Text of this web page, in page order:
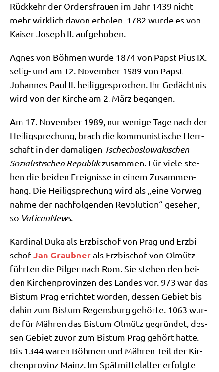
Rück­kehr der Ordens­frau­en im Jahr 1439 nicht
mehr wirk­lich davon erho­len. 1782 wur­de es von
Kai­ser Joseph II. aufgehoben.
Agnes von Böh­men wur­de 1874 von Papst Pius IX.
selig- und am 12. Novem­ber 1989 von Papst
Johan­nes Paul II. hei­lig­ge­spro­chen. Ihr Gedächt­nis
wird von der Kir­che am 2. März begangen.
Am 17. Novem­ber 1989, nur weni­ge Tage nach der
Hei­lig­spre­chung, brach die kom­mu­ni­sti­sche Herr­
schaft in der dama­li­gen Tsche­cho­slo­wa­ki­schen
Sozia­li­sti­schen Repu­blikzusam­men. Für vie­le ste­
hen die bei­den Ereig­nis­se in einem Zusam­men­
hang. Die Hei­lig­spre­chung wird als „eine Vor­weg­
nah­me der nach­fol­gen­den Revo­lu­ti­on“ gese­hen,
so Vati­can­News.
Kar­di­nal Duka als Erz­bi­schof von Prag und Erz­bi­
schof Jan Graub­nerals Erz­bi­schof von Olmütz
führ­ten die Pil­ger nach Rom. Sie ste­hen den bei­
den Kir­chen­pro­vin­zen des Lan­des vor. 973 war das
Bis­tum Prag errich­tet wor­den, des­sen Gebiet bis
dahin zum Bis­tum Regens­burg gehör­te. 1063 wur­
de für Mäh­ren das Bis­tum Olmütz gegrün­det, des­
sen Gebiet zuvor zum Bis­tum Prag gehört hat­te.
Bis 1344 waren Böh­men und Mäh­ren Teil der Kir­
chen­pro­vinz Mainz. Im Spät­mit­tel­al­ter erfolg­te